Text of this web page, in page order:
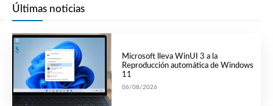
Últimas noticias
Microsoft lleva WinUI 3 a la
Reproducción automática de Windows
11
06/08/2026